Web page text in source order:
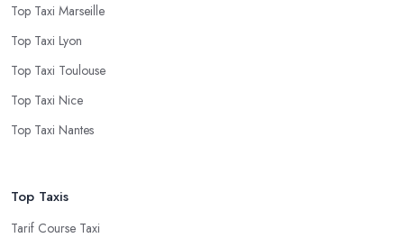
Top Taxi Marseille
Top Taxi Lyon
Top Taxi Toulouse
Top Taxi Nice
Top Taxi Nantes
Top Taxis
Tarif Course Taxi